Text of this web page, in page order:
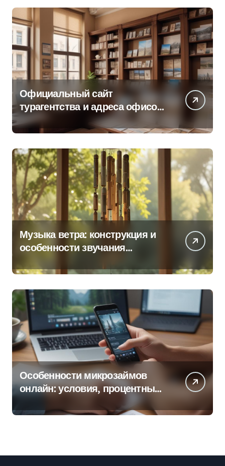
Официальный сайт
турагентства и адреса офисов
продаж по регионам
Музыка ветра: конструкция и
особенности звучания
Особенности микрозаймов
онлайн: условия, процентные
ставки и порядок оформления